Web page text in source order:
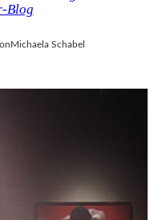
Blog
Michaela Schabel